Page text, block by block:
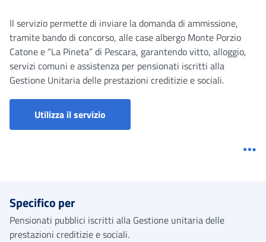
Il servizio permette di inviare la domanda di ammissione,
tramite bando di concorso, alle case albergo Monte Porzio
Catone e “La Pineta” di Pescara, garantendo vitto, alloggio,
servizi comuni e assistenza per pensionati iscritti alla
Gestione Unitaria delle prestazioni creditizie e sociali.
Utilizza il servizio
Specifico per
Pensionati pubblici iscritti alla Gestione unitaria delle
prestazioni creditizie e sociali.